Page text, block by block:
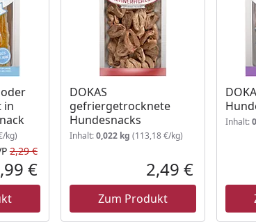
in
kg)
Rabatt in Prozent
Ursprünglicher Preis
2,29 €
Aktueller Preis
€
DOKAS
gefriergetrocknete
Hundesnacks
Inhalt:0,022 kg (113,18 €/kg)
Aktueller
2,49 €
Zum Produkt
Inhalt: